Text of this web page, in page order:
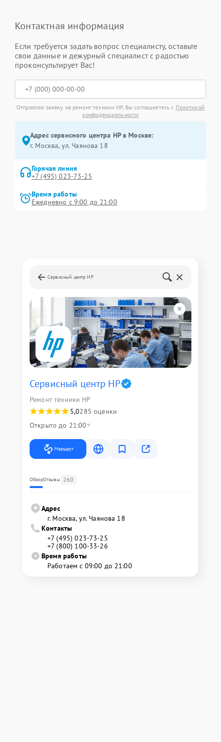
Контактная информация
Если требуется задать вопрос специалисту, оставьте
свои данные и дежурный специалист с радостью
проконсультирует Вас!
Отправляя заявку на ремонт техники HP, Вы соглашаетесь с Политикой
конфиденциальности
Адрес сервисного центра HP в Москве:
г. Москва, ул. Чаянова 18
Горячая линия
+7 (495) 023-73-25
Время работы
Ежедневно с 9:00 до 21:00
Сервисный центр HP
Сервисный центр HP
Ремонт техники HP
5,0285 оценки
Открыто до 21:00
Маршрут
ОбзорОтзывы 260
Адрес
г. Москва, ул. Чаянова 18
Контакты
+7 (495) 023-73-25
+7 (800) 100-33-26
Время работы
Работаем с 09:00 до 21:00